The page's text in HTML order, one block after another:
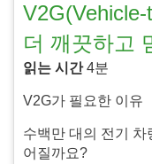
더 깨끗하고
읽는 시간4분
V2G가 필요한 이유
수백만 대의 전기 차
어질까요?